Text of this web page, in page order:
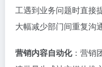
工遇到业务问题时直接
大幅减少部门间重复沟
营销内容自动化：营销